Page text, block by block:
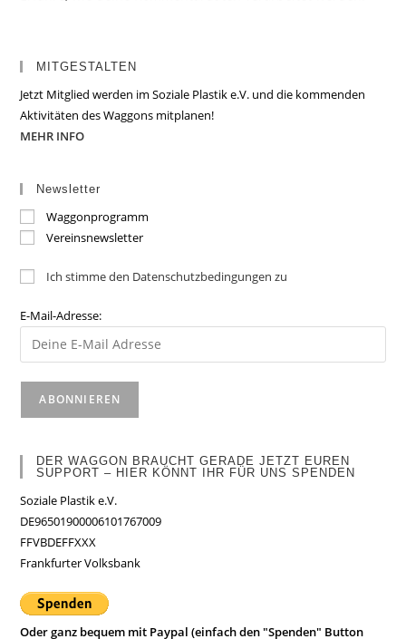
MITGESTALTEN
Jetzt Mitglied werden im Soziale Plastik e.V. und die kommenden
Aktivitäten des Waggons mitplanen!
MEHR INFO
Newsletter
Waggonprogramm
Vereinsnewsletter
Ich stimme den Datenschutzbedingungen zu
E-Mail-Adresse:
DER WAGGON BRAUCHT GERADE JETZT EUREN
SUPPORT – HIER KÖNNT IHR FÜR UNS SPENDEN
Soziale Plastik e.V.
DE96501900006101767009
FFVBDEFFXXX
Frankfurter Volksbank
Oder ganz bequem mit Paypal (einfach den "Spenden" Button